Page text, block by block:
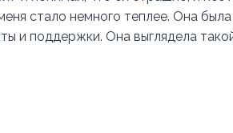
стало немного теплее. Она
и поддержки. Она выглядела